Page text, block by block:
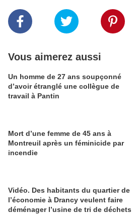
Vous aimerez aussi
Un homme de 27 ans soupçonné
d’avoir étranglé une collègue de
travail à Pantin
Mort d’une femme de 45 ans à
Montreuil après un féminicide par
incendie
Vidéo. Des habitants du quartier de
l’économie à Drancy veulent faire
déménager l’usine de tri de déchets